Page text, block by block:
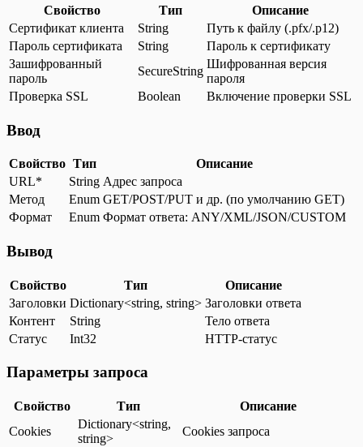
Свойство Тип
Описание
Сертификат клиента
String
Путь к файлу (.pfx/.p12)
Пароль сертификата
String
Пароль к сертификату
Зашифрованный
пароль
SecureString
Шифрованная версия
пароля
Проверка SSL
Boolean Включение проверки SSL
Ввод
Свойство Тип
Описание
URL*
String Адрес запроса
Метод
Enum GET/POST/PUT и др. (по умолчанию GET)
Формат
Enum Формат ответа: ANY/XML/JSON/CUSTOM
Вывод
Свойство Тип
Описание
Заголовки Dictionary<string, string> Заголовки ответа
Контент
String
Тело ответа
Статус
Int32 HTTP-статус
Параметры запроса
Свойство Тип
Описание
Cookies
Dictionary<string,
string>
Cookies запроса